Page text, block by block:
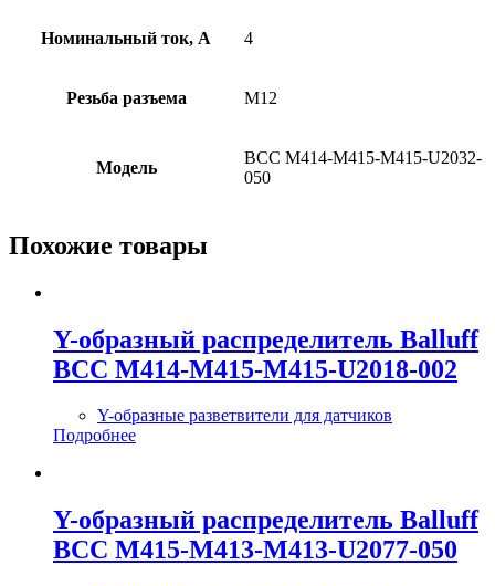
Номинальный ток, А 4
Резьба разъема M12
Модель
BCC M414-M415-M415-U2032-
050
Похожие товары
Y-образный распределитель Balluff
BCC M414-M415-M415-U2018-002
Y-образные разветвители для датчиков
Подробнее
Y-образный распределитель Balluff
BCC M415-M413-M413-U2077-050